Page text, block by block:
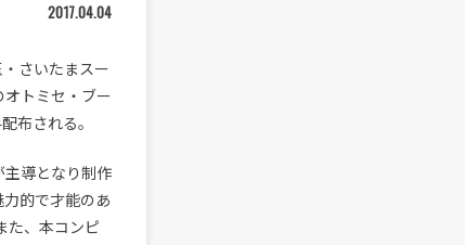
2017.04.04
さいたまスー
オトミセ・ブー
布される。
主導となり制作
力的で才能のあ
た、本コンピ